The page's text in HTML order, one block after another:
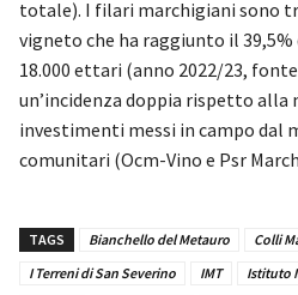
totale). I filari marchigiani sono
vigneto che ha raggiunto il
18.000 ettari (anno 2022/23,
un’incidenza doppia rispetto alla
investimenti messi in campo dal
comunitari (Ocm-Vino e Psr
TAGS Bianchello del Metauro Colli
I Terreni di San Severino
IMT Istituto